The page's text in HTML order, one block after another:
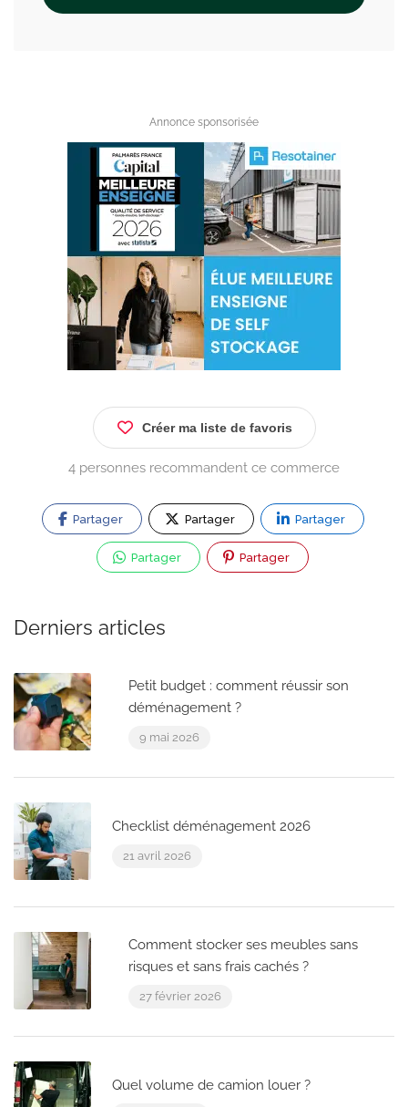
Annonce sponsorisée
Créer ma liste de favoris
4 personnes recommandent ce commerce
Partager Partager Partager
Partager Partager
Derniers articles
Petit budget : comment réussir son
déménagement ?
9 mai 2026
Checklist déménagement 2026
21 avril 2026
Comment stocker ses meubles sans
risques et sans frais cachés ?
27 février 2026
Quel volume de camion louer ?